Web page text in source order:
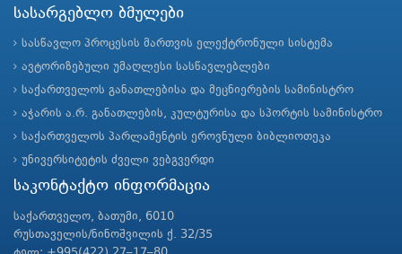
სასარგებლო ბმულები
სასწავლო პროცესის მართვის ელექტრონული სისტემა
ავტორიზებული უმაღლესი სასწავლებლები
საქართველოს განათლებისა და მეცნიერების სამინისტრო
აჭარის ა.რ. განათლების, კულტურისა და სპორტის სამინისტრო
საქართველოს პარლამენტის ეროვნული ბიბლიოთეკა
უნივერსიტეტის ძველი ვებგვერდი
საკონტაქტო ინფორმაცია
საქართველო, ბათუმი, 6010
რუსთაველის/ნინოშვილის ქ. 32/35